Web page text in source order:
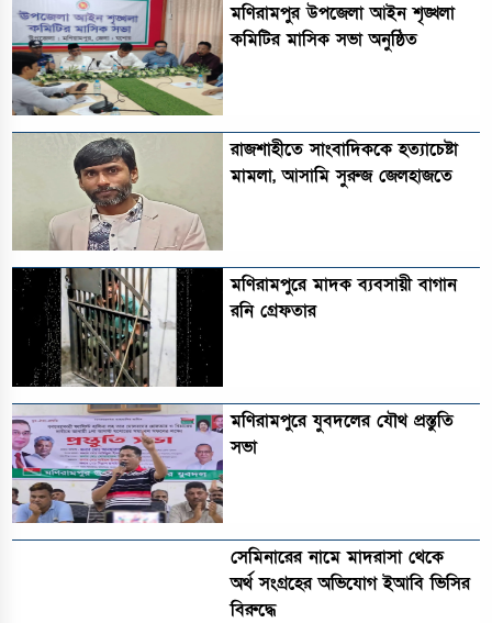
মণিরামপুর উপজেলা আইন শৃঙ্খলা
কমিটির মাসিক সভা অনুষ্ঠিত‎‎
রাজশাহীতে সাংবাদিককে হত্যাচেষ্টা
মামলা, আসামি সুরুজ জেলহাজতে
মণিরামপুরে মাদক ব্যবসায়ী বাগান
রনি গ্রেফতার
মণিরামপুরে যুবদলের যৌথ প্রস্তুতি
সভা
সেমিনারের নামে মাদরাসা থেকে
অর্থ সংগ্রহের অভিযোগ ইআবি ভিসির
বিরুদ্ধে